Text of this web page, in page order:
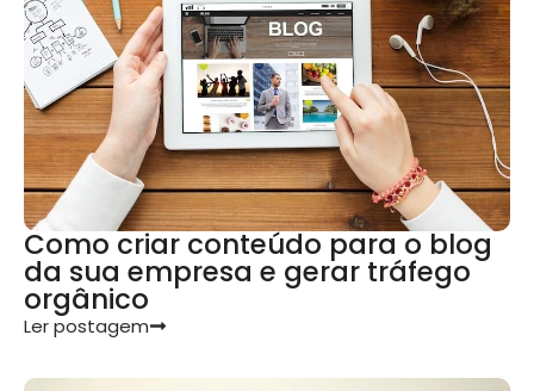
Como criar conteúdo para o blog
da sua empresa e gerar tráfego
orgânico
Ler postagem